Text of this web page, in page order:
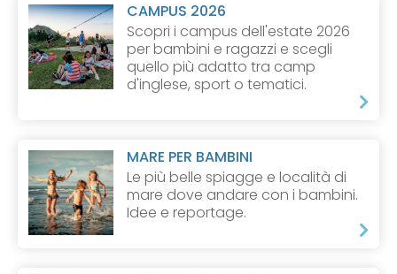
CAMPUS 2026
Scopri i campus dell'estate 2026
per bambini e ragazzi e scegli
quello più adatto tra camp
d'inglese, sport o tematici.
MARE PER BAMBINI
Le più belle spiagge e località di
mare dove andare con i bambini.
Idee e reportage.